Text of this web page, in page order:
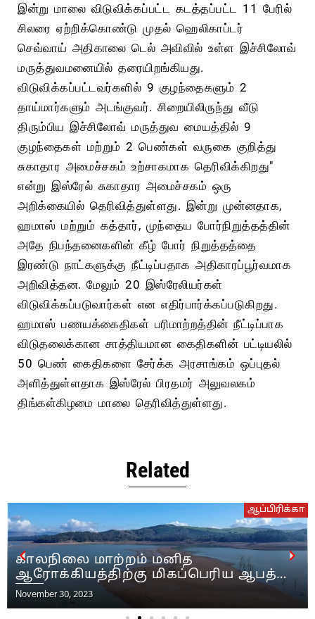
இன்று மாலை விடுவிக்கப்பட்ட கடத்தப்பட்ட 11 பேரில்
சிலரை ஏற்றிக்கொண்டு முதல் ஹெலிகாப்டர்
செவ்வாய் அதிகாலை டெல் அவிவில் உள்ள இச்சிலோவ்
மருத்துவமனையில் தரையிறங்கியது.
விடுவிக்கப்பட்டவர்களில் 9 குழந்தைகளும் 2
தாய்மார்களும் அடங்குவர். சிறையிலிருந்து வீடு
திரும்பிய இச்சிலோவ் மருத்துவ மையத்தில் 9
குழந்தைகள் மற்றும் 2 பெண்கள் வருகை குறித்து
சுகாதார அமைச்சகம் உற்சாகமாக தெரிவிக்கிறது"
என்று இஸ்ரேல் சுகாதார அமைச்சகம் ஒரு
அறிக்கையில் தெரிவித்துள்ளது. இன்று முன்னதாக,
ஹமாஸ் மற்றும் கத்தார், முந்தைய போர்நிறுத்தத்தின்
அதே நிபந்தனைகளின் கீழ் போர் நிறுத்தத்தை
இரண்டு நாட்களுக்கு நீட்டிப்பதாக அதிகாரப்பூர்வமாக
அறிவித்தன. மேலும் 20 இஸ்ரேலியர்கள்
விடுவிக்கப்படுவார்கள் என எதிர்பார்க்கப்படுகிறது.
ஹமாஸ் பணயக்கைதிகள் பரிமாற்றத்தின் நீட்டிப்பாக
விடுதலைக்கான சாத்தியமான கைதிகளின் பட்டியலில்
50 பெண் கைதிகளை சேர்க்க அரசாங்கம் ஒப்புதல்
அளித்துள்ளதாக இஸ்ரேல் பிரதமர் அலுவலகம்
திங்கள்கிழமை மாலை தெரிவித்துள்ளது.
Related
ஆபத்து
சுகாதார
துனிசிய எதிர்க்கட்சி
சிறையில் உண்ணாவிரதப்
போராட்டத்தை